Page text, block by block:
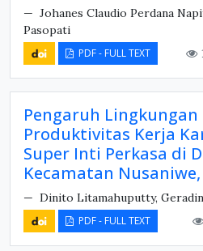
Johanes Claudio Perdana
Pasopati
PDF - FULL TEXT
Pengaruh
Produktivitas Kerja
Super Inti Perkasa di
Kecamatan
Dinito Litamahuputty,
PDF - FULL TEXT